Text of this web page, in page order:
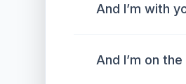
And I’m with
And I’m on